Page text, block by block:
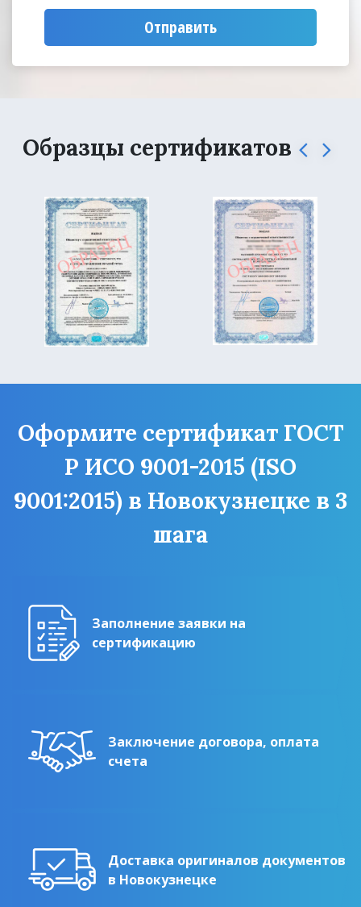
Отправить
Образцы сертификатов
Оформите сертификат ГОСТ
Р ИСО 9001-2015 (ISO
9001:2015) в Новокузнецке в 3
шага
Заполнение заявки на
сертификацию
Заключение договора, оплата
счета
Доставка оригиналов документов
в Новокузнецке